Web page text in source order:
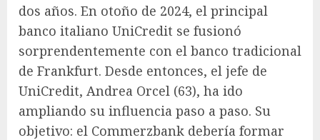
dos años. En otoño de 2024, el principal
banco italiano UniCredit se fusionó
sorprendentemente con el banco tradicional
de Frankfurt. Desde entonces, el jefe de
UniCredit, Andrea Orcel (63), ha ido
ampliando su influencia paso a paso. Su
objetivo: el Commerzbank debería formar